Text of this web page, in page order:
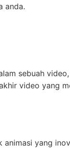
anda.
sebuah
video yang
yang